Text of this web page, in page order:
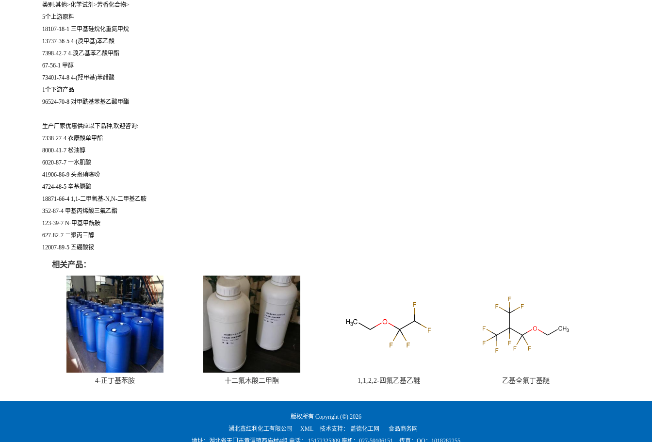
类别:其他>化学试剂>芳香化合物>
5个上游原料
18107-18-1 三甲基硅烷化重氮甲烷
13737-36-5 4-(溴甲基)苯乙酸
7398-42-7 4-溴乙基苯乙酸甲酯
67-56-1 甲醇
73401-74-8 4-(羟甲基)苯醋酸
1个下游产品
96524-70-8 对甲酰基苯基乙酸甲酯
生产厂家优惠供应以下品种,欢迎咨询:
7338-27-4 衣康酸单甲酯
8000-41-7 松油醇
6020-87-7 一水肌酸
41906-86-9 头孢硝噻吩
4724-48-5 辛基膦酸
18871-66-4 1,1-二甲氧基-N,N-二甲基乙胺
352-87-4 甲基丙烯酸三氟乙酯
123-39-7 N-甲基甲酰胺
627-82-7 二聚丙三醇
12007-89-5 五硼酸铵
相关产品：
4-正丁基苯胺 十二氟木酸二甲酯 1,1,2,2-四氟乙基乙醚 乙基全氟丁基醚
版权所有 Copyright (©) 2026
湖北鑫红利化工有限公司
XML 技术支持： 盖德化工网
食品商务网